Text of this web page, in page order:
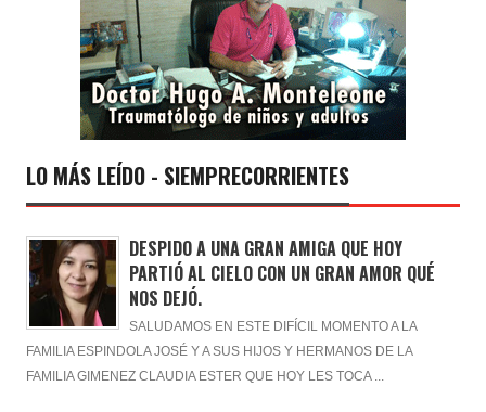
LO MÁS LEÍDO - SIEMPRECORRIENTES
DESPIDO A UNA GRAN AMIGA QUE HOY
PARTIÓ AL CIELO CON UN GRAN AMOR QUÉ
NOS DEJÓ.
SALUDAMOS EN ESTE DIFÍCIL MOMENTO A LA
FAMILIA ESPINDOLA JOSÉ Y A SUS HIJOS Y HERMANOS DE LA
FAMILIA GIMENEZ CLAUDIA ESTER QUE HOY LES TOCA ...